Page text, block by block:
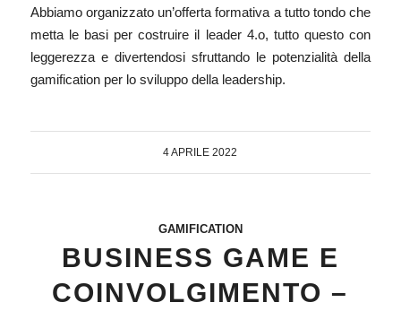
Abbiamo organizzato un’offerta formativa a tutto tondo che
metta le basi per costruire il leader 4.o, tutto questo con
leggerezza e divertendosi sfruttando le potenzialità della
gamification per lo sviluppo della leadership.
4 APRILE 2022
GAMIFICATION
BUSINESS GAME E
COINVOLGIMENTO –